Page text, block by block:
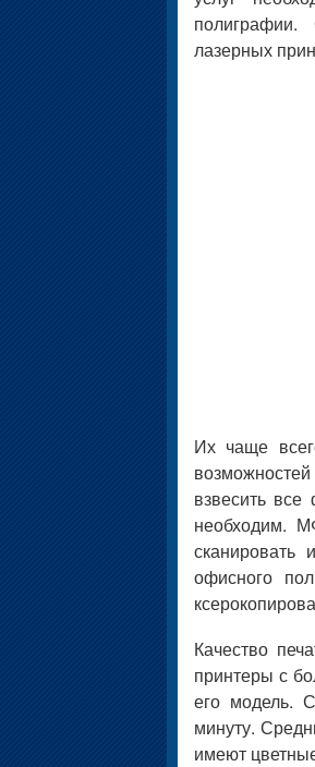
лазерных
Их чаще
взвесить
необходим.
сканировать
офисного
Качество
принтеры с
его модель.
минуту.
имеют